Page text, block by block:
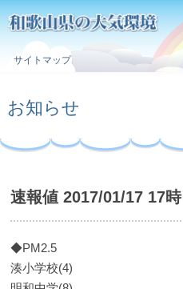
サイトマップ
お知らせ
速報値 2017/01/17 17時
◆PM2.5
湊小学校(4)